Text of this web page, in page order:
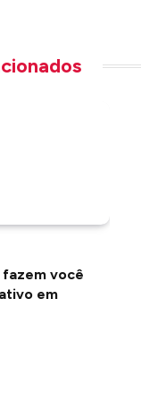
fazem você
em